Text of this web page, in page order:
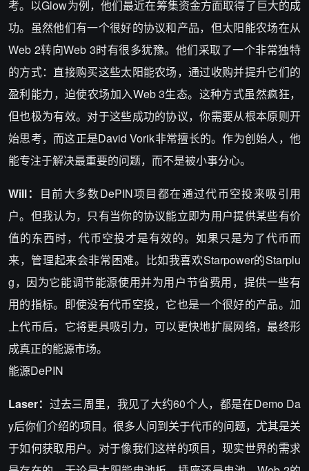
考。以Glow为例，他们最近在筹集资金方面取得了巨大的成
功。虽然他们有一个很好的协议和产品，但太阳能农场在从
Web 2转向Web 3时有很多犹豫。他们采取了一个非常独特
的方式：直接购买这些太阳能农场，通过收购并提升它们的
盈利能力，迫使农场加入Web 3生态。这种方式虽然疯狂，
但也极为有效。对于这些成功的协议，你需要从根本原则开
始思考，而这正是David Vorik非常擅长的。作为创始人，他
能专注于解决最重要的问题，而不是被小事分心。
Will： 目前大多数DePIN项目都在通过代币空投来吸引用
户。但我认为，只有当你的协议能立即为用户提供某些有价
值的东西时，代币空投才是有效的。如果只是为了代币而
来，管理起来会非常困难。比如我喜欢Starpower的Starplu
g，因为它能调节能源使用并为用户节省费用，提供一些有
用的指标。即使没有代币空投，它也是一个很好的产品。加
上代币后，它将更具吸引力，可以更快地扩展网络，最终形
成真正的能源市场。
能源DePIN
Laser： 过去三周里，我见了大约60个人，都是在Demo Da
y后你们介绍的项目。很多人问到关于代币的问题，尤其是关
于如何获取用户。对于像我们这样的项目，现实世界的需求